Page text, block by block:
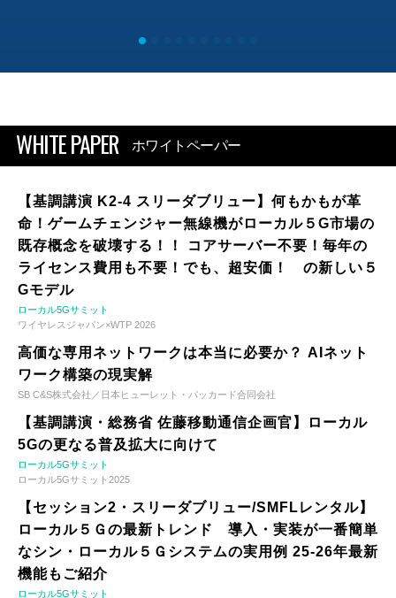
WHITE PAPER ホワイトペーパー
【基調講演 K2-4 スリーダブリュー】何もかもが革
命！ゲームチェンジャー無線機がローカル５G市場の
既存概念を破壊する！！ コアサーバー不要！毎年の
ライセンス費用も不要！でも、超安価！ の新しい５
Gモデル
ローカル5Gサミット
ワイヤレスジャパン×WTP 2026
高価な専用ネットワークは本当に必要か？ AIネット
ワーク構築の現実解
SB C&S株式会社／日本ヒューレット・パッカード合同会社
【基調講演・総務省 佐藤移動通信企画官】ローカル
5Gの更なる普及拡大に向けて
ローカル5Gサミット
ローカル5Gサミット2025
【セッション2・スリーダブリュー/SMFLレンタル】
ローカル５Ｇの最新トレンド 導入・実装が一番簡単
なシン・ローカル５Ｇシステムの実用例 25-26年最新
機能もご紹介
ローカル5Gサミット